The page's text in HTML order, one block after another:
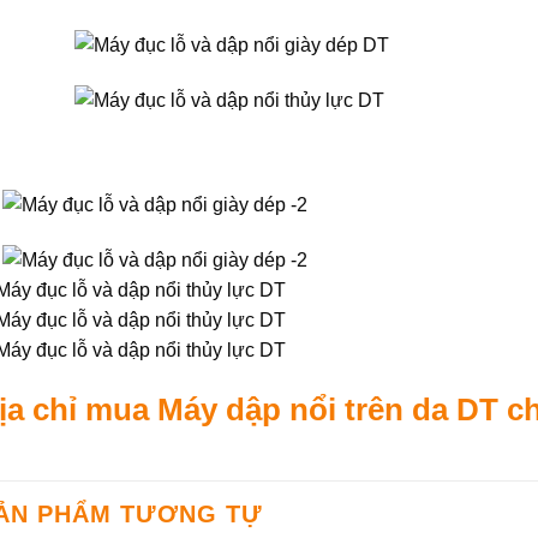
chỉ mua Máy dập nổi trên da DT
PHẨM TƯƠNG TỰ